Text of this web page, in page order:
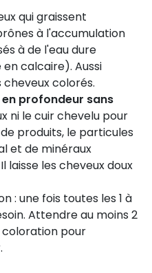
qui graissent
à l'accumulation
à de l'eau dure
calcaire). Aussi
colorés.
profondeur sans
ni le cuir chevelu pour
de produits, le particules
et de minéraux
laisse les cheveux doux
: une fois toutes les 1 à
Attendre au moins 2
coloration pour